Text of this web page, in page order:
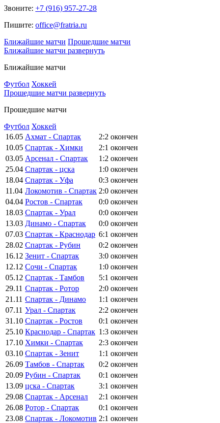
Звоните: +7 (916) 957-27-28
Пишите: office@fratria.ru
Ближайшие матчи Прошедшие матчи
Ближайшие матчи развернуть
Ближайшие матчи
Футбол Хоккей
Прошедшие матчи развернуть
Прошедшие матчи
Футбол Хоккей
16.05 Ахмат - Спартак 2:2 окончен
10.05 Спартак - Химки 2:1 окончен
03.05 Арсенал - Спартак 1:2 окончен
25.04 Спартак - цска 1:0 окончен
18.04 Спартак - Уфа 0:3 окончен
11.04 Локомотив - Спартак 2:0 окончен
04.04 Ростов - Спартак 0:0 окончен
18.03 Спартак - Урал 0:0 окончен
13.03 Динамо - Спартак 0:0 окончен
07.03 Спартак - Краснодар 6:1 окончен
28.02 Спартак - Рубин 0:2 окончен
16.12 Зенит - Спартак 3:0 окончен
12.12 Сочи - Спартак 1:0 окончен
05.12 Спартак - Тамбов 5:1 окончен
29.11 Спартак - Ротор 2:0 окончен
21.11 Спартак - Динамо 1:1 окончен
07.11 Урал - Спартак 2:2 окончен
31.10 Спартак - Ростов 0:1 окончен
25.10 Краснодар - Спартак 1:3 окончен
17.10 Химки - Спартак 2:3 окончен
03.10 Спартак - Зенит 1:1 окончен
26.09 Тамбов - Спартак 0:2 окончен
20.09 Рубин - Спартак 0:1 окончен
13.09 цска - Спартак 3:1 окончен
29.08 Спартак - Арсенал 2:1 окончен
26.08 Ротор - Спартак 0:1 окончен
23.08 Спартак - Локомотив 2:1 окончен